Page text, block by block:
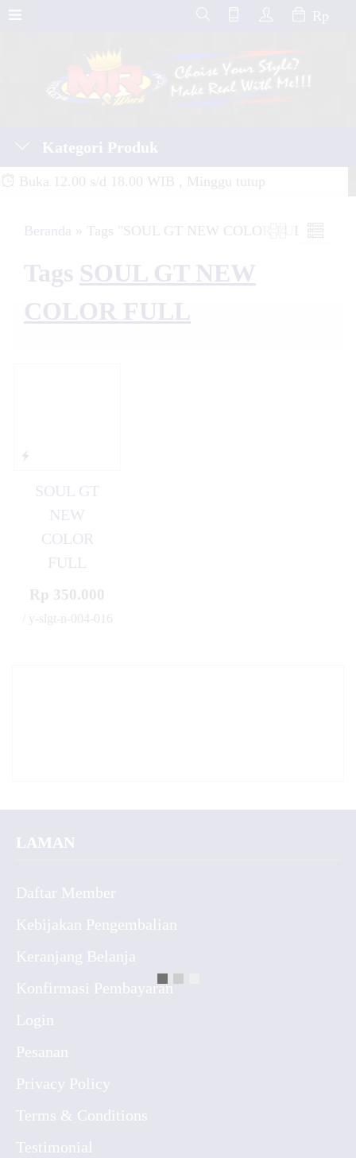
Rp
Kategori Produk
Buka 12.00 s/d 18.00 WIB , Minggu tutup
Beranda » Tags "SOUL GT NEW COLOR FULL"
Tags SOUL GT NEW
COLOR FULL
SOUL GT
NEW
COLOR
FULL
Rp 350.000
/ y-slgt-n-004-016
LAMAN
Daftar Member
Kebijakan Pengembalian
Keranjang Belanja
Konfirmasi Pembayaran
Login
Pesanan
Privacy Policy
Terms & Conditions
Testimonial